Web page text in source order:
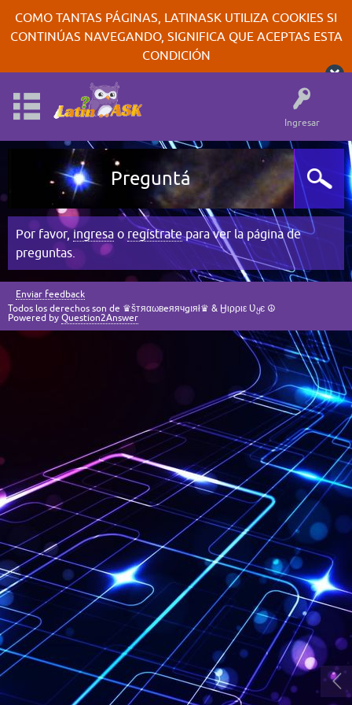
COMO TANTAS PÁGINAS, LATINASK UTILIZA COOKIES SI
CONTINÚAS NAVEGANDO, SIGNIFICA QUE ACEPTAS ESTA
CONDICIÓN
Ingresar
Preguntá
Por favor,ingresa o regístratepara ver la página de
preguntas.
Enviar feedback
Todos los derechos son de ♛šтяαωвeяячgıяł♛ & Ӈιρριε Ʋყє ☮
Powered by Question2Answer